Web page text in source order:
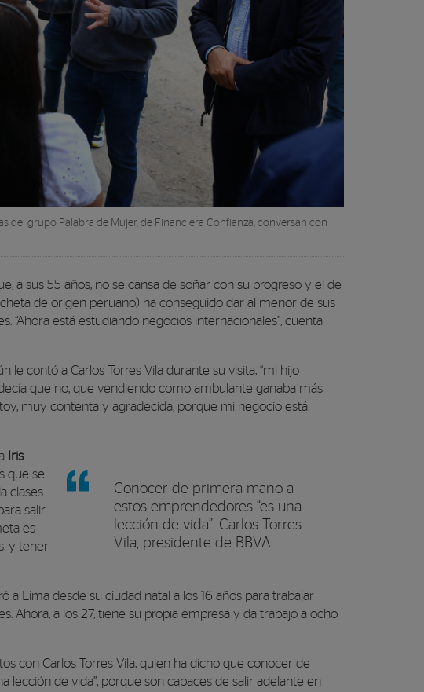
del grupo Palabra de Mujer, de Financiera Confianza, conversan con
a sus 55 años, no se cansa de soñar con su progreso y el de
de origen peruano) ha conseguido dar al menor de sus
“Ahora está estudiando negocios internacionales”, cuenta
le contó a Carlos Torres Vila durante su visita, “mi hijo
que no, que vendiendo como ambulante ganaba más
muy contenta y agradecida, porque mi negocio está
Conocer de primera mano a
estos emprendedores “es una
lección de vida”. Carlos Torres
Vila, presidente de BBVA
Iris
que se
clases
salir
es
y tener
a Lima desde su ciudad natal a los 16 años para trabajar
Ahora, a los 27, tiene su propia empresa y da trabajo a ocho
con Carlos Torres Vila, quien ha dicho que conocer de
lección de vida”, porque son capaces de salir adelante en